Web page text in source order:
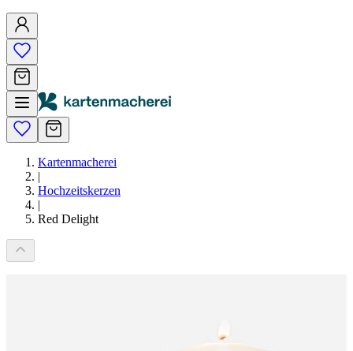
Kartenmacherei
|
Hochzeitskerzen
|
Red Delight